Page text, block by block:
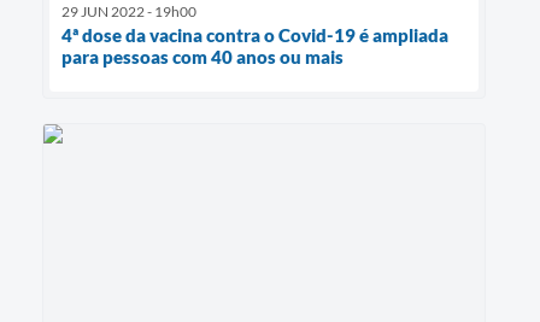
29 JUN 2022 - 19h00
4ª dose da vacina contra o Covid-19 é ampliada
para pessoas com 40 anos ou mais